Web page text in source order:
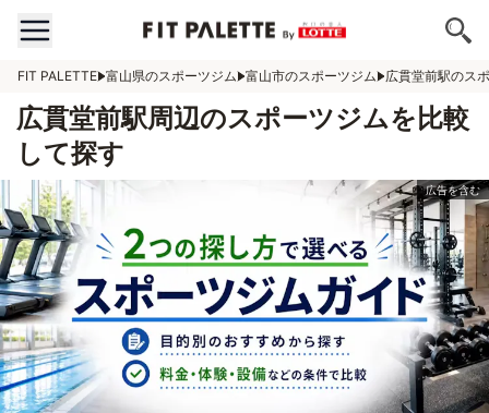
FIT PALETTE 富山県のスポーツジム 富山市のスポーツジム 広貫堂前駅のス
広貫堂前駅周辺のスポーツジムを比較
して探す